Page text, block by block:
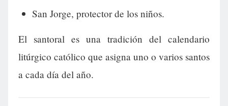
San Jorge, protector de los niños.
El santoral es una tradición del calendario
litúrgico católico que asigna uno o varios santos
a cada día del año.